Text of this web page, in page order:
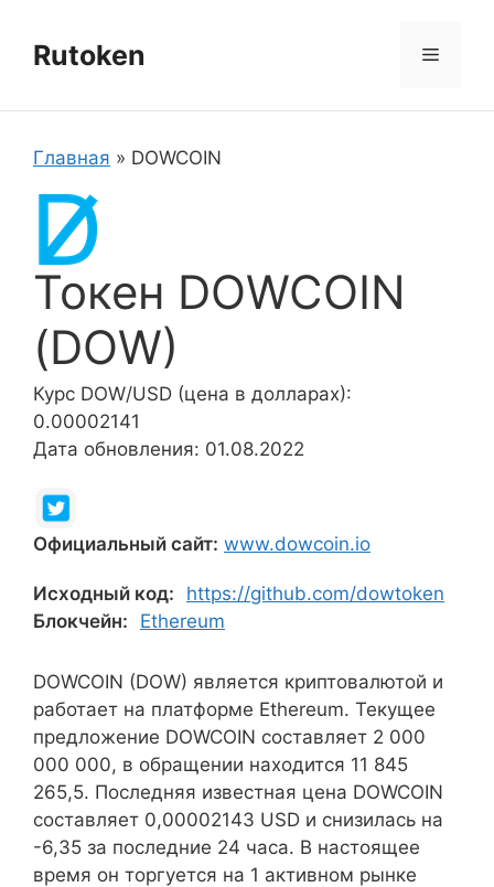
содержимому
Rutoken Меню
Главная » DOWCOIN
Токен DOWCOIN
(DOW)
Курс DOW/USD (цена в долларах):
0.00002141
Дата обновления: 01.08.2022
Официальный сайт: www.dowcoin.io
Исходный код:
https://github.com/dowtoken
Блокчейн:
Ethereum
DOWCOIN (DOW) является криптовалютой и
работает на платформе Ethereum. Текущее
предложение DOWCOIN составляет 2 000
000 000, в обращении находится 11 845
265,5. Последняя известная цена DOWCOIN
составляет 0,00002143 USD и снизилась на
-6,35 за последние 24 часа. В настоящее
время он торгуется на 1 активном рынке